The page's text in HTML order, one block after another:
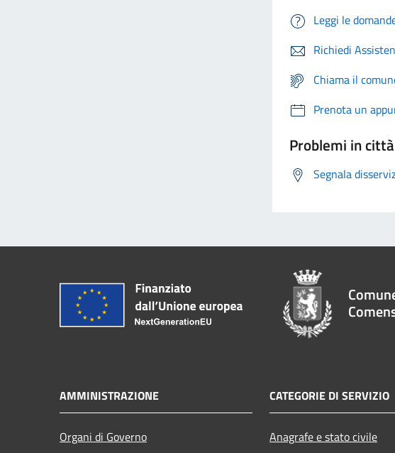
Leggi le
Richiedi
Chiama il
Prenota un
Problemi in città
Segnala
AMMINISTRAZIONE
Organi di Governo
CATEGORIE DI SERVIZIO
Anagrafe e stato civile